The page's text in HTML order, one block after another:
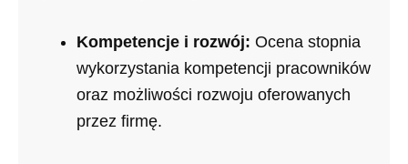
Kompetencje i rozwój: Ocena stopnia
wykorzystania kompetencji pracowników
oraz możliwości rozwoju oferowanych
przez firmę.